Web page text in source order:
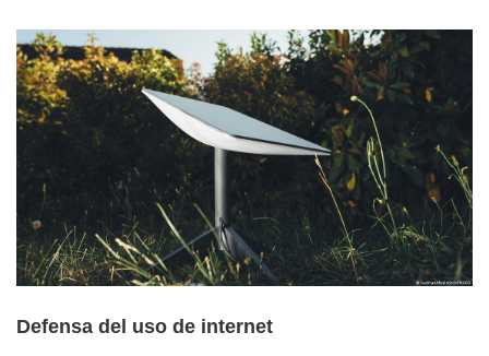
Defensa del uso de internet